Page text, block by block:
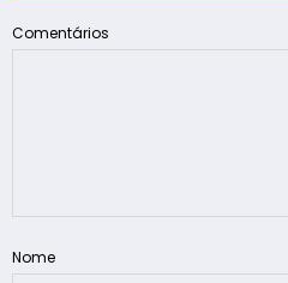
Comentários
Nome